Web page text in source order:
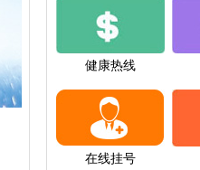
健康热线
在线挂号